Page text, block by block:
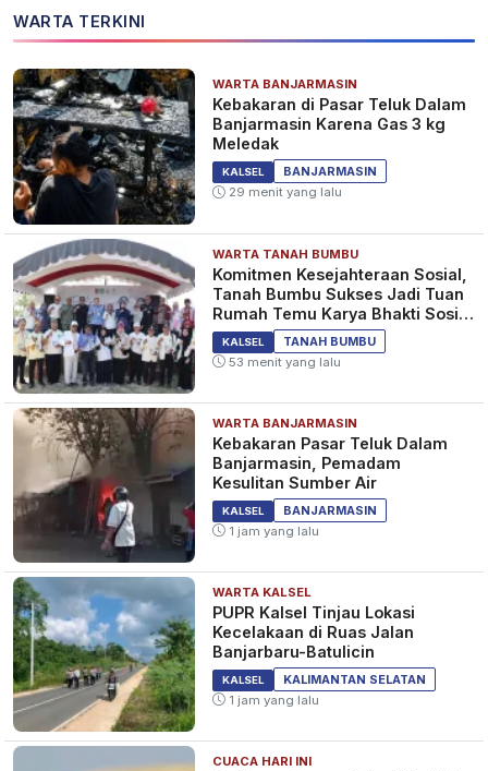
WARTA TERKINI
WARTA BANJARMASIN
Kebakaran di Pasar Teluk Dalam
Banjarmasin Karena Gas 3 kg
Meledak
KALSEL
BANJARMASIN
29 menit yang lalu
WARTA TANAH BUMBU
Komitmen Kesejahteraan Sosial,
Tanah Bumbu Sukses Jadi Tuan
Rumah Temu Karya Bhakti Sosial
PSM Ke-23
KALSEL
TANAH BUMBU
53 menit yang lalu
WARTA BANJARMASIN
Kebakaran Pasar Teluk Dalam
Banjarmasin, Pemadam
Kesulitan Sumber Air
KALSEL
BANJARMASIN
1 jam yang lalu
WARTA KALSEL
PUPR Kalsel Tinjau Lokasi
Kecelakaan di Ruas Jalan
Banjarbaru-Batulicin
KALSEL
KALIMANTAN SELATAN
1 jam yang lalu
CUACA HARI INI